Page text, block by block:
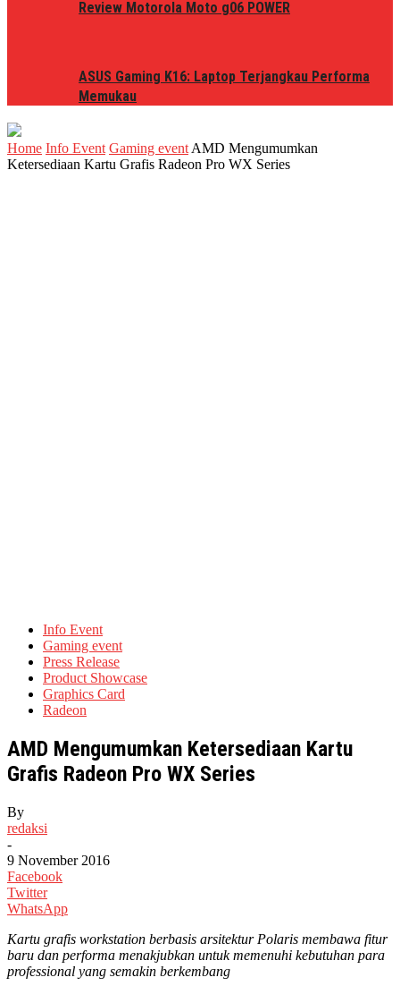
Review Motorola Moto g06 POWER
ASUS Gaming K16: Laptop Terjangkau Performa
Memukau
Home Info Event Gaming event AMD Mengumumkan
Ketersediaan Kartu Grafis Radeon Pro WX Series
Info Event
Gaming event
Press Release
Product Showcase
Graphics Card
Radeon
AMD Mengumumkan Ketersediaan Kartu
Grafis Radeon Pro WX Series
By
redaksi
-
9 November 2016
Facebook
Twitter
WhatsApp
Kartu grafis workstation berbasis arsitektur Polaris membawa fitur
baru dan performa menakjubkan untuk memenuhi kebutuhan para
professional yang semakin berkembang